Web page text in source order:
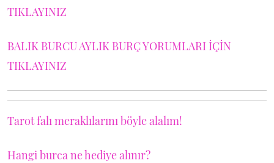
TIKLAYINIZ
BALIK BURCU AYLIK BURÇ YORUMLARI İÇİN
TIKLAYINIZ
Tarot falı meraklılarını böyle alalım!
Hangi burca ne hediye alınır?